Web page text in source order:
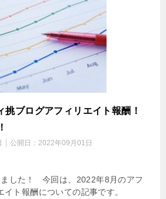
挑ブログアフィリエイト報酬！
公開日： 2022年09月01日
した！ 今回は、2022年8月のアフ
イト報酬についての記事です。